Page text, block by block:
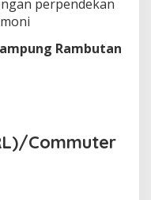
perpendekan
Rambutan
Commuter